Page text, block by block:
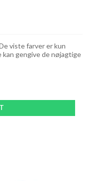
viste farver er kun
gengive de nøjagtige